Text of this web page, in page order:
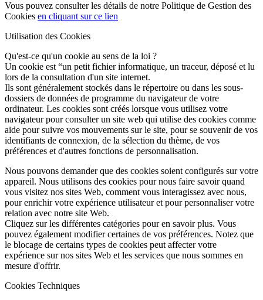
Vous pouvez consulter les détails de notre Politique de Gestion des
Cookies en cliquant sur ce lien
Utilisation des Cookies
Qu'est-ce qu'un cookie au sens de la loi ?
Un cookie est “un petit fichier informatique, un traceur, déposé et lu
lors de la consultation d'un site internet.
Ils sont généralement stockés dans le répertoire ou dans les sous-
dossiers de données de programme du navigateur de votre
ordinateur. Les cookies sont créés lorsque vous utilisez votre
navigateur pour consulter un site web qui utilise des cookies comme
aide pour suivre vos mouvements sur le site, pour se souvenir de vos
identifiants de connexion, de la sélection du thème, de vos
préférences et d'autres fonctions de personnalisation.
Nous pouvons demander que des cookies soient configurés sur votre
appareil. Nous utilisons des cookies pour nous faire savoir quand
vous visitez nos sites Web, comment vous interagissez avec nous,
pour enrichir votre expérience utilisateur et pour personnaliser votre
relation avec notre site Web.
Cliquez sur les différentes catégories pour en savoir plus. Vous
pouvez également modifier certaines de vos préférences. Notez que
le blocage de certains types de cookies peut affecter votre
expérience sur nos sites Web et les services que nous sommes en
mesure d'offrir.
Cookies Techniques